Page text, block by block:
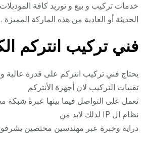
خدمات تركيب و بيع و توريد كافة الموديلات
الحديثة أو العادية من هذه الماركة المميزة .
فني تركيب انتركم
يحتاج فني تركيب انتركم على قدرة
تقنيات التركيب لان أجهزة الأنتركم
تعمل على التواصل فيما بينها عبرة
نظام ال IP لذلك لابد من
دراية وخبرة عبر مهندسين مختصين